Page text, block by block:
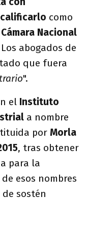
como
Cámara Nacional
abogados de
que fuera
".
el Instituto
a nombre
por Morla
, tras obtener
para la
esos nombres
sostén